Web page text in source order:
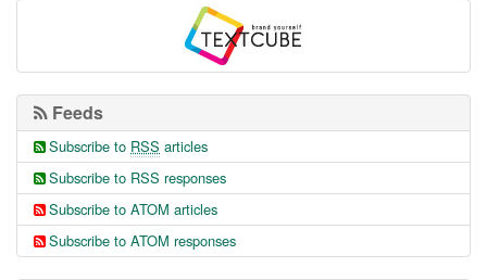
Feeds
Subscribe to RSS articles
Subscribe to RSS responses
Subscribe to ATOM articles
Subscribe to ATOM responses